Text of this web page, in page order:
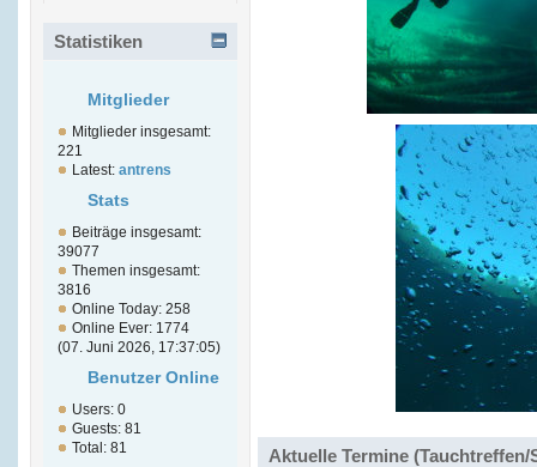
Statistiken
Mitglieder
Mitglieder insgesamt:
221
Latest: antrens
Stats
Beiträge insgesamt:
39077
Themen insgesamt:
3816
Online Today: 258
Online Ever: 1774
(07. Juni 2026, 17:37:05)
Benutzer Online
Users: 0
Guests: 81
Total: 81
Aktuelle Termine